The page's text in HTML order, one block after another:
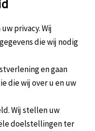
privacy. Wij
die wij nodig
en gaan
die wij over u en uw
Wij stellen uw
doelstellingen ter